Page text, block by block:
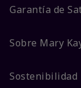
Garantía de
Sobre Mary
Sostenibilidad